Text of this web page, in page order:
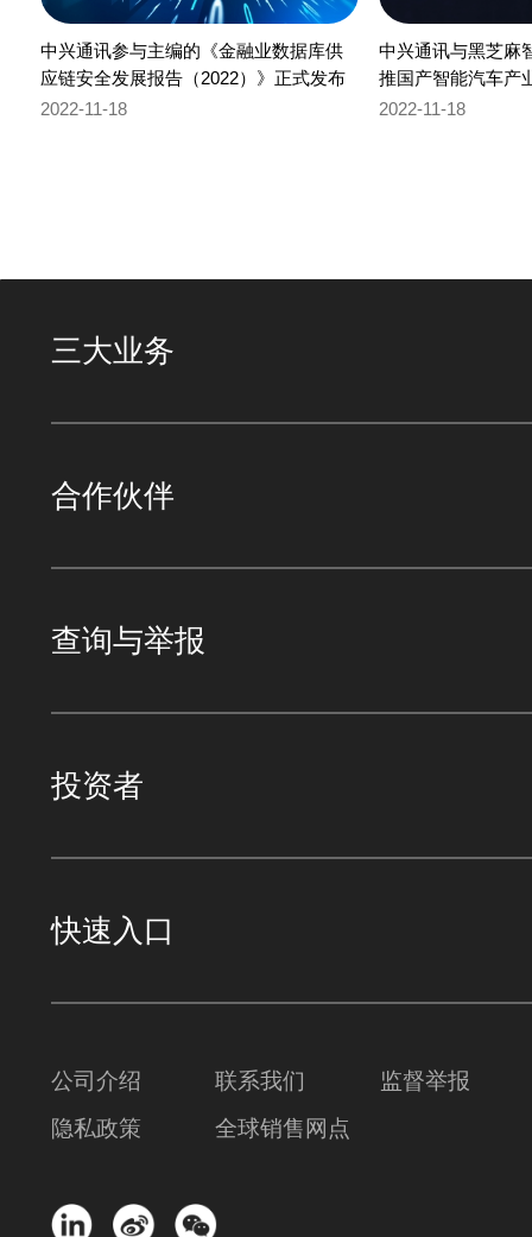
中兴通讯参与主编的《金融业数据库供
应链安全发展报告（2022）》正式发布
2022-11-18
中兴通讯与黑芝麻
推国产智能汽车产
2022-11-18
三大业务
合作伙伴
查询与举报
投资者
快速入口
公司介绍 联系我们
监督举报
隐私政策
全球销售网点